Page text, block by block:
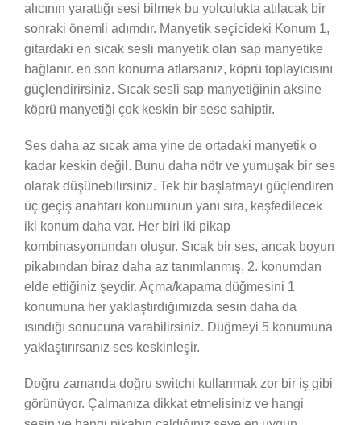
alıcının yarattığı sesi bilmek bu yolculukta atılacak bir
sonraki önemli adımdır. Manyetik seçicideki Konum 1,
gitardaki en sıcak sesli manyetik olan sap manyetike
bağlanır. en son konuma atlarsanız, köprü toplayıcısını
güçlendirirsiniz. Sıcak sesli sap manyetiğinin aksine
köprü manyetiği çok keskin bir sese sahiptir.
Ses daha az sıcak ama yine de ortadaki manyetik o
kadar keskin değil. Bunu daha nötr ve yumuşak bir ses
olarak düşünebilirsiniz. Tek bir başlatmayı güçlendiren
üç geçiş anahtarı konumunun yanı sıra, keşfedilecek
iki konum daha var. Her biri iki pikap
kombinasyonundan oluşur. Sıcak bir ses, ancak boyun
pikabından biraz daha az tanımlanmış, 2. konumdan
elde ettiğiniz şeydir. Açma/kapama düğmesini 1
konumuna her yaklaştırdığımızda sesin daha da
ısındığı sonucuna varabilirsiniz. Düğmeyi 5 konumuna
yaklaştırırsanız ses keskinleşir.
Doğru zamanda doğru switchi kullanmak zor bir iş gibi
görünüyor. Çalmanıza dikkat etmelisiniz ve hangi